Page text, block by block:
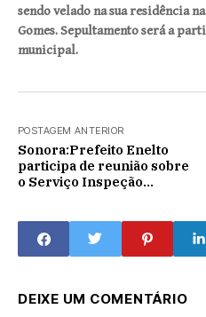
sendo velado na sua residência
Gomes. Sepultamento será a
municipal.
POSTAGEM ANTERIOR
Sonora:Prefeito Enelto
participa de reunião sobre
o Serviço Inspeção
DEIXE UM COMENTÁRIO